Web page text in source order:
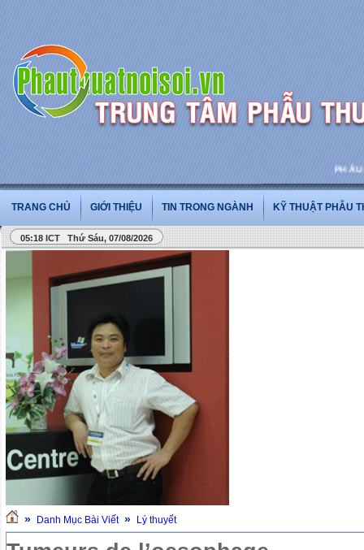
PHẪU
TRANG CHỦ GIỚI THIỆU TIN TRONG NGÀNH KỸ THUẬT PHẪU
05:18 ICT Thứ Sáu, 07/08/2026
» Danh Mục Bài Viết » Lý thuyết